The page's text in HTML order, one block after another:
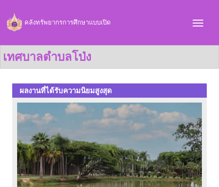
คลังทรัพยากรการศึกษาแบบเปิด
เทศบาลตำบลโป่ง
ผลงานที่ได้รับความนิยมสูงสุด